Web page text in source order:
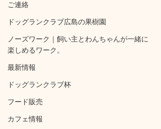
ご連絡
ドッグランクラブ広島の果樹園
ノーズワーク｜飼い主とわんちゃんが一緒に
楽しめるワーク。
最新情報
ドッグランクラブ杯
フード販売
カフェ情報